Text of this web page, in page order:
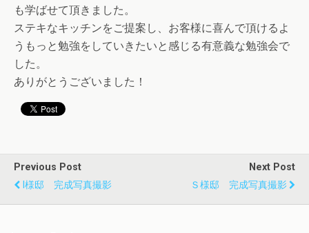
も学ばせて頂きました。
ステキなキッチンをご提案し、お客様に喜んで頂けるよ
うもっと勉強をしていきたいと感じる有意義な勉強会で
した。
ありがとうございました！
Previous Post
I様邸 完成写真撮影
Next Post
Ｓ様邸 完成写真撮影